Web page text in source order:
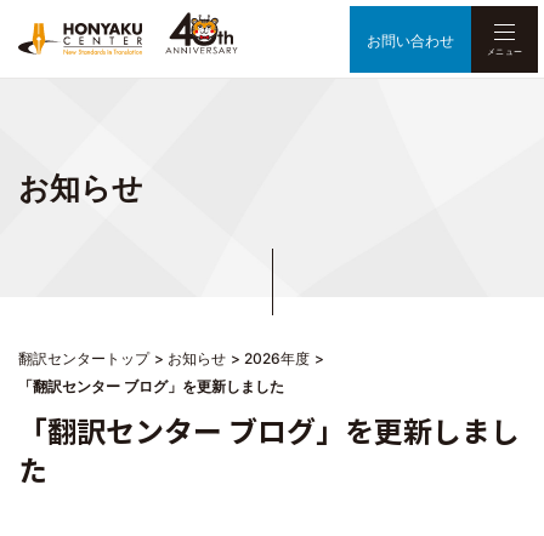
メニュー
お問い合わせ
お知らせ
翻訳センタートップ お知らせ
2026年度
「翻訳センター ブログ」を更新しました
「翻訳センター ブログ」を更新しまし
た